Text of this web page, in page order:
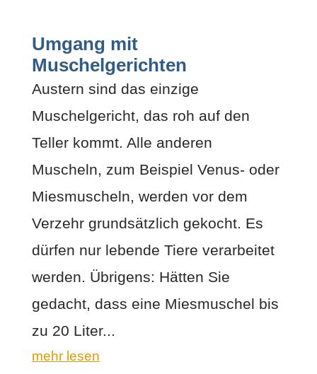
Umgang mit
Muschelgerichten
Austern sind das einzige
Muschelgericht, das roh auf den
Teller kommt. Alle anderen
Muscheln, zum Beispiel Venus- oder
Miesmuscheln, werden vor dem
Verzehr grundsätzlich gekocht. Es
dürfen nur lebende Tiere verarbeitet
werden. Übrigens: Hätten Sie
gedacht, dass eine Miesmuschel bis
zu 20 Liter...
mehr lesen